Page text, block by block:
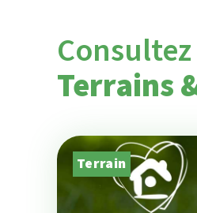
Terrains
Terrain